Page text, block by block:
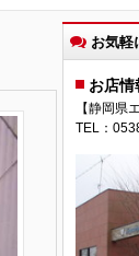
お気軽
お店情
【静岡県
TEL：